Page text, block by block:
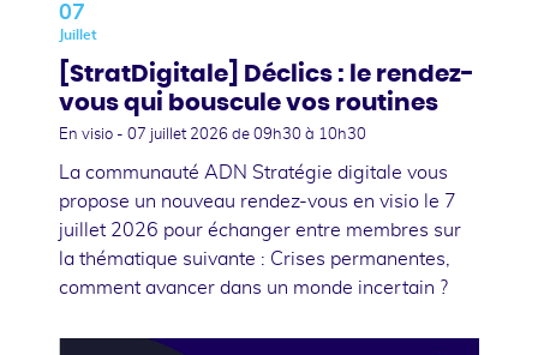
07
Juillet
[StratDigitale] Déclics : le rendez-
vous qui bouscule vos routines
En visio - 07 juillet 2026 de 09h30 à 10h30
La communauté ADN Stratégie digitale vous
propose un nouveau rendez-vous en visio le 7
juillet 2026 pour échanger entre membres sur
la thématique suivante : Crises permanentes,
comment avancer dans un monde incertain ?